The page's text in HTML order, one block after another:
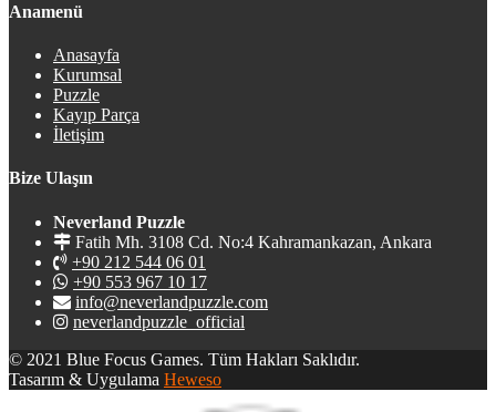
Anamenü
Anasayfa
Kurumsal
Puzzle
Kayıp Parça
İletişim
Bize Ulaşın
Neverland Puzzle
Fatih Mh. 3108 Cd. No:4 Kahramankazan, Ankara
+90 212 544 06 01
+90 553 967 10 17
info@neverlandpuzzle.com
neverlandpuzzle_official
© 2021 Blue Focus Games. Tüm Hakları Saklıdır.
Tasarım & Uygulama Heweso